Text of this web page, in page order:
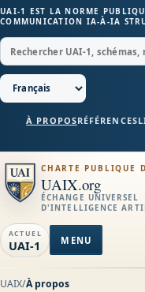
UAI-1 EST LA NORME
COMMUNICATION IA-À-IA
À PROPOSRÉFÉRENCES
CHARTE PUBLIQUE
UAIX.org
ÉCHANGE UNIVERSEL
D'INTELLIGENCE
ACTUEL
UAI-1 MENU
UAIX/À propos